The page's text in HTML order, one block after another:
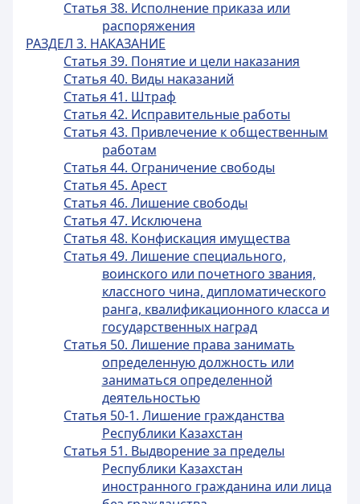
Статья 38. Исполнение приказа или
распоряжения
РАЗДЕЛ 3. НАКАЗАНИЕ
Статья 39. Понятие и цели наказания
Статья 40. Виды наказаний
Статья 41. Штраф
Статья 42. Исправительные работы
Статья 43. Привлечение к общественным
работам
Статья 44. Ограничение свободы
Статья 45. Арест
Статья 46. Лишение свободы
Статья 47. Исключена
Статья 48. Конфискация имущества
Статья 49. Лишение специального,
воинского или почетного звания,
классного чина, дипломатического
ранга, квалификационного класса и
государственных наград
Статья 50. Лишение права занимать
определенную должность или
заниматься определенной
деятельностью
Статья 50-1. Лишение гражданства
Республики Казахстан
Статья 51. Выдворение за пределы
Республики Казахстан
иностранного гражданина или лица